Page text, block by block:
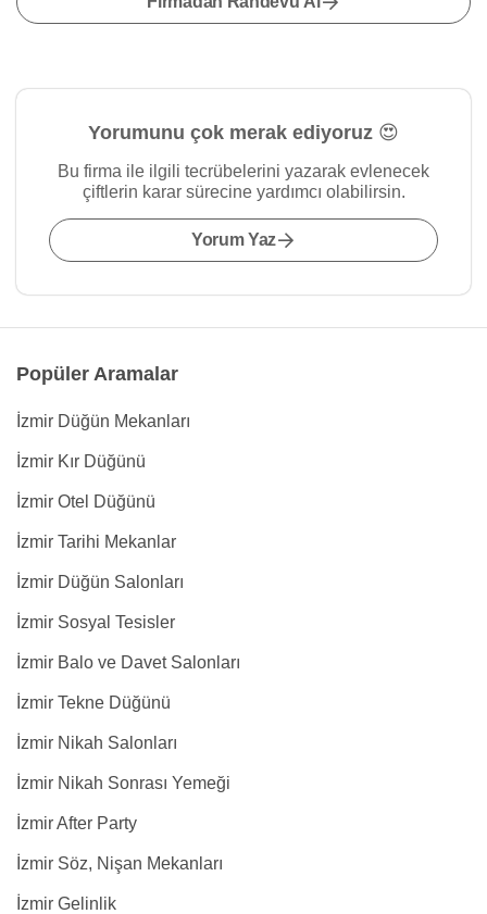
Yorumunu çok merak ediyoruz 😍
Bu firma ile ilgili tecrübelerini yazarak evlenecek
çiftlerin karar sürecine yardımcı olabilirsin.
Yorum Yaz
Popüler Aramalar
İzmir Düğün Mekanları
İzmir Kır Düğünü
İzmir Otel Düğünü
İzmir Tarihi Mekanlar
İzmir Düğün Salonları
İzmir Sosyal Tesisler
İzmir Balo ve Davet Salonları
İzmir Tekne Düğünü
İzmir Nikah Salonları
İzmir Nikah Sonrası Yemeği
İzmir After Party
İzmir Söz, Nişan Mekanları
İzmir Gelinlik